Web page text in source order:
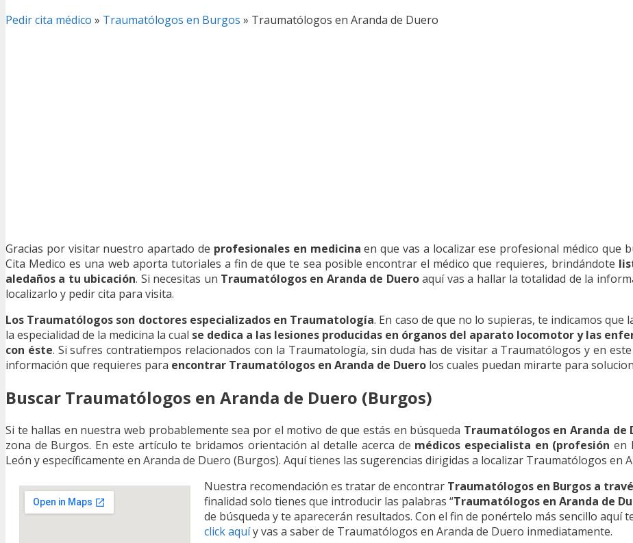
Pedir cita médico » Traumatólogos en Burgos » Traumatólogos en Aranda de Duero
Gracias por visitar nuestro apartado de profesionales en medicina en que vas a localizar ese profesional médico que
Cita Medico es una web aporta tutoriales a fin de que te sea posible encontrar el médico que requieres, brindándote
aledaños a tu ubicación. Si necesitas un Traumatólogos en Aranda de Dueroaquí vas a hallar la totalidad de la
localizarlo y pedir cita para visita.
Los Traumatólogos son doctores especializados en Traumatología. En caso de que no lo supieras, te indicamos
la especialidad de la medicina la cual se dedica a las lesiones producidas en órganos del aparato locomotor y las
con éste. Si sufres contratiempos relacionados con la Traumatología, sin duda has de visitar a Traumatólogos y en
información que requieres para encontrar Traumatólogos en Aranda de Duero los cuales puedan mirarte para
Buscar Traumatólogos en Aranda de Duero (Burgos)
Si te hallas en nuestra web probablemente sea por el motivo de que estás en búsqueda Traumatólogos en Aranda de
zona de Burgos. En este artículo te bridamos orientación al detalle acerca de médicos especialista en (profesión en
León y específicamente en Aranda de Duero (Burgos). Aquí tienes las sugerencias dirigidas a localizar Traumatólogos en
Nuestra recomendación es tratar de encontrar Traumatólogos en Burgos a
finalidad solo tienes que introducir las palabras “Traumatólogos en Aranda de
de búsqueda y te aparecerán resultados. Con el fin de ponértelo más sencillo aquí
click aquíy vas a saber de Traumatólogos en Aranda de Duero inmediatamente.